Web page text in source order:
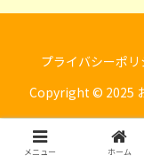
プライバシーポリ
Copyright © 2025
メニュー ホーム